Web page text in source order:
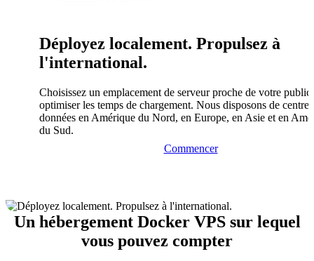
Déployez localement. Propulsez à
l'international.
Choisissez un emplacement de serveur proche de votre
optimiser les temps de chargement. Nous disposons de
données en Amérique du Nord, en Europe, en Asie et en
du Sud.
Commencer
Un hébergement Docker VPS sur lequel
vous pouvez compter